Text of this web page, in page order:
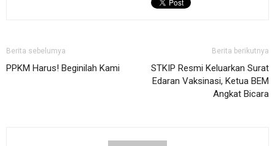
Berita sebelumya
PPKM Harus! Beginilah Kami
Berita berikutnya
STKIP Resmi Keluarkan Surat
Edaran Vaksinasi, Ketua BEM
Angkat Bicara